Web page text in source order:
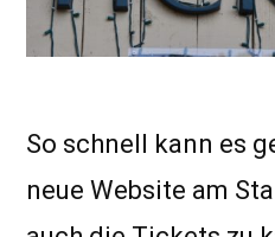
So schnell kann es
neue Website am